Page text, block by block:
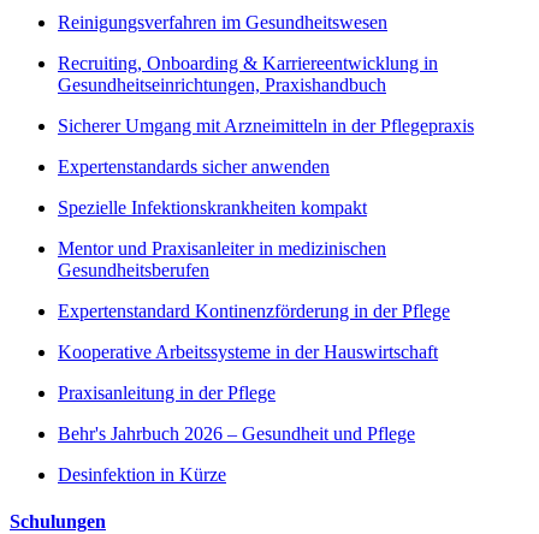
Reinigungsverfahren im Gesundheitswesen
Recruiting, Onboarding & Karriereentwicklung in
Gesundheitseinrichtungen, Praxishandbuch
Sicherer Umgang mit Arzneimitteln in der Pflegepraxis
Expertenstandards sicher anwenden
Spezielle Infektionskrankheiten kompakt
Mentor und Praxisanleiter in medizinischen
Gesundheitsberufen
Expertenstandard Kontinenzförderung in der Pflege
Kooperative Arbeitssysteme in der Hauswirtschaft
Praxisanleitung in der Pflege
Behr's Jahrbuch 2026 – Gesundheit und Pflege
Desinfektion in Kürze
Schulungen